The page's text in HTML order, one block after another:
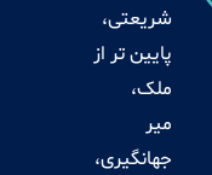
شریعتی،
پایین تر از
ملک،
میر
جهانگیری،